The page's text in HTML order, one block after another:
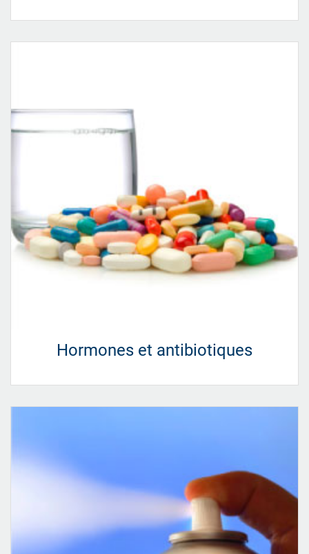
Hormones et antibiotiques